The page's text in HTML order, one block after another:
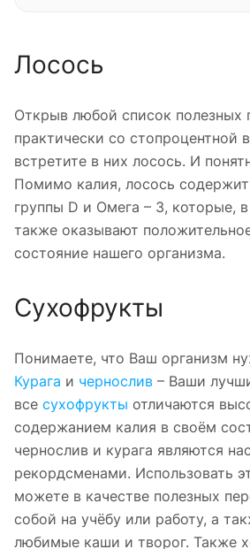
Лосось
Открыв любой список полезных
практически со стопроцентной
встретите в них лосось. И
Помимо калия, лосось
группы D и Омега – 3, которые,
также оказывают
состояние нашего организма.
Сухофрукты
Понимаете, что Ваш организм
Курага и чернослив – Ваши
все сухофрукты отличаются
содержанием калия в своём
чернослив и курага являются
рекордсменами. Использовать
можете в качестве полезных
собой на учёбу или работу, а
любимые каши и творог. Также